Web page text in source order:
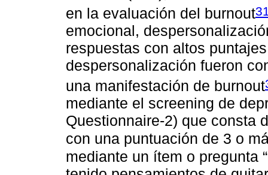
en la evaluación del burnout
emocional,
respuestas con altos
despersonalización fueron
una manifestación de burnout
mediante el screening de
Questionnaire-2) que consta
con una puntuación de 3 o
mediante un ítem o pregunta